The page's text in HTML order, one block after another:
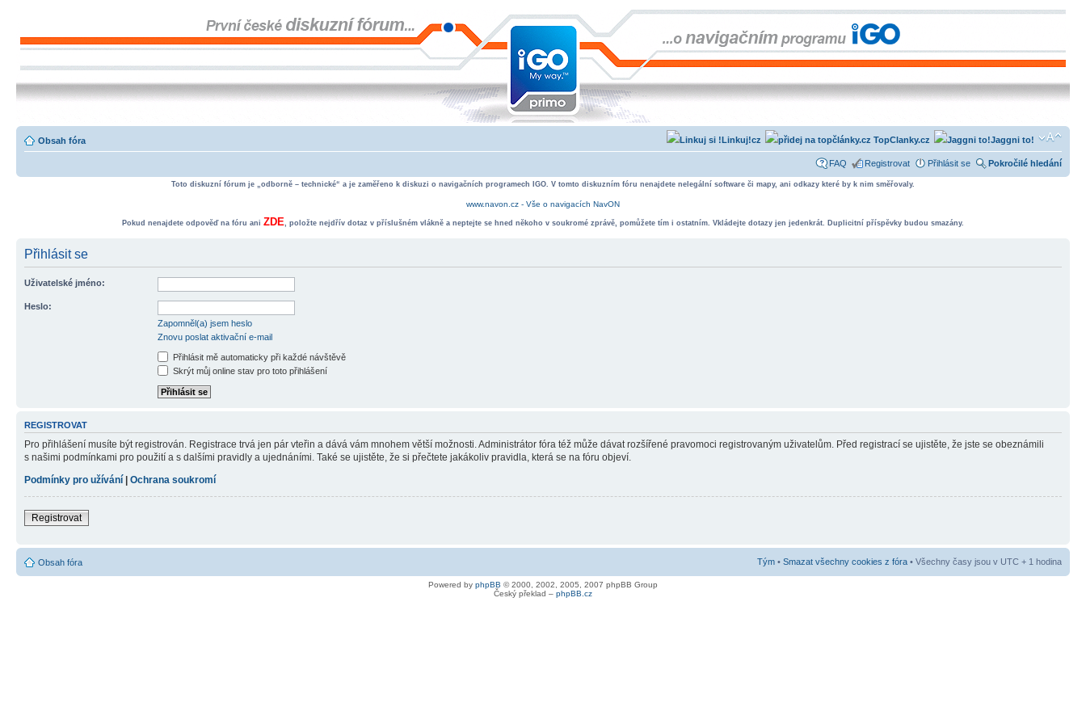
Obsah fóra Jaggni to!
TopClanky.cz
Linkuj!cz
FAQ Registrovat Přihlásit se Pokročilé hledání
Toto diskuzní fórum je „odborně – technické“ a je zaměřeno k diskuzi o navigačních programech IGO. V tomto diskuzním fóru nenajdete nelegální software či mapy, ani odkazy které by k nim směřovaly.
www.navon.cz - Vše o navigacích NavON
Pokud nenajdete odpověď na fóru ani ZDE, položte nejdřív dotaz v příslušném vlákně a neptejte se hned někoho v soukromé zprávě, pomůžete tím i ostatním. Vkládejte dotazy jen jedenkrát. Duplicitní příspěvky budou smazány.
Přihlásit se
Uživatelské jméno:
Heslo:
Zapomněl(a) jsem heslo
Znovu poslat aktivační e-mail
Přihlásit mě automaticky při každé návštěvě
Skrýt můj online stav pro toto přihlášení
REGISTROVAT
Pro přihlášení musíte být registrován. Registrace trvá jen pár vteřin a dává vám mnohem větší možnosti. Administrátor fóra též může dávat rozšířené pravomoci registrovaným uživatelům. Před registrací se ujistěte, že jste se obeznámili
s našimi podmínkami pro použití a s dalšími pravidly a ujednáními. Také se ujistěte, že si přečtete jakákoliv pravidla, která se na fóru objeví.
Podmínky pro užívání | Ochrana soukromí
Registrovat
Obsah fóra Tým • Smazat všechny cookies z fóra • Všechny časy jsou v UTC + 1 hodina
Powered by phpBB © 2000, 2002, 2005, 2007 phpBB Group
Český překlad – phpBB.cz